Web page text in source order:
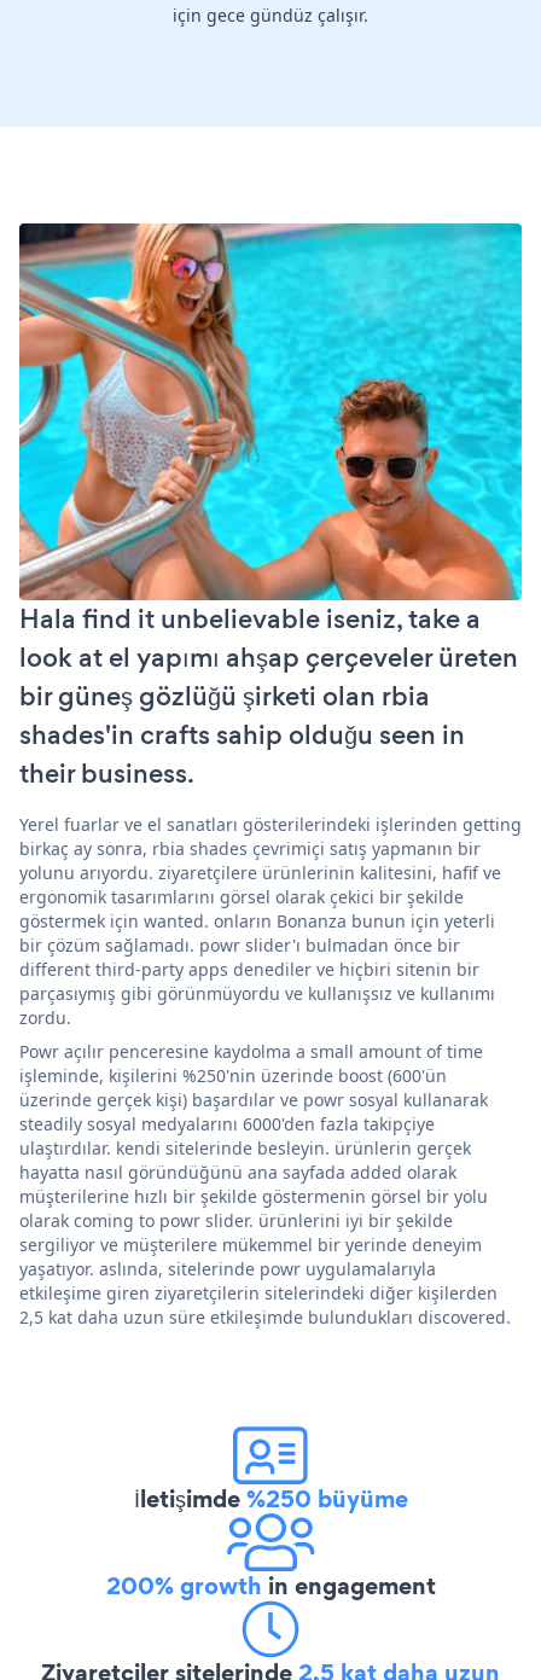
için gece gündüz çalışır.
Hala find it unbelievable iseniz, take a
look at el yapımı ahşap çerçeveler üreten
bir güneş gözlüğü şirketi olan rbia
shades'in crafts sahip olduğu seen in
their business.
Yerel fuarlar ve el sanatları gösterilerindeki işlerinden getting
birkaç ay sonra, rbia shades çevrimiçi satış yapmanın bir
yolunu arıyordu. ziyaretçilere ürünlerinin kalitesini, hafif ve
ergonomik tasarımlarını görsel olarak çekici bir şekilde
göstermek için wanted. onların Bonanza bunun için yeterli
bir çözüm sağlamadı. powr slider'ı bulmadan önce bir
different third-party apps denediler ve hiçbiri sitenin bir
parçasıymış gibi görünmüyordu ve kullanışsız ve kullanımı
zordu.
Powr açılır penceresine kaydolma a small amount of time
işleminde, kişilerini %250'nin üzerinde boost (600'ün
üzerinde gerçek kişi) başardılar ve powr sosyal kullanarak
steadily sosyal medyalarını 6000'den fazla takipçiye
ulaştırdılar. kendi sitelerinde besleyin. ürünlerin gerçek
hayatta nasıl göründüğünü ana sayfada added olarak
müşterilerine hızlı bir şekilde göstermenin görsel bir yolu
olarak coming to powr slider. ürünlerini iyi bir şekilde
sergiliyor ve müşterilere mükemmel bir yerinde deneyim
yaşatıyor. aslında, sitelerinde powr uygulamalarıyla
etkileşime giren ziyaretçilerin sitelerindeki diğer kişilerden
2,5 kat daha uzun süre etkileşimde bulundukları discovered.
İletişimde%250 büyüme
200% growth in engagement
Ziyaretçiler sitelerinde2,5 kat daha uzun